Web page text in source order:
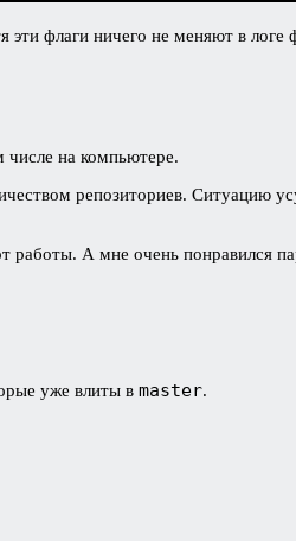
эти флаги ничего не меняют в
числе на компьютере.
репозиториев. Ситуацию
работы. А мне очень понравился
уже влиты в master.